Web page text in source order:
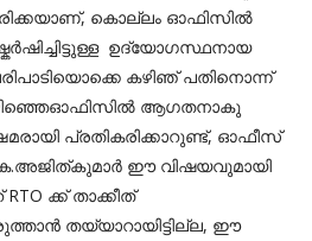
കൊല്ലം ഓഫിസിൽ
ഉദ്യോഗസ്ഥനായ
കഴിഞ് പതിനൊന്ന്
ആഗതനാകു
പ്രതികരിക്കാറുണ്ട്, ഓഫീസ്
കെ.അജിത്കുമാർ ഈ വിഷയവുമായി
ക്ക് താക്കീത്
തയ്യാറായിട്ടില്ല, ഈ